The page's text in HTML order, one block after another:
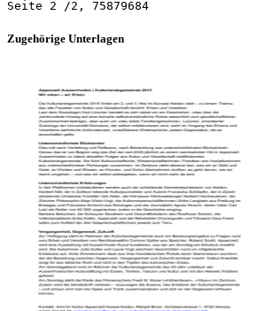
Zugehörige Unterlagen